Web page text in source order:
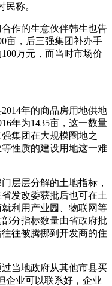
称。
作的生意伙伴韩生也告
亩，后三强集团补办手
万元，而当时市场价
年的商品房用地供地
年为1435亩，这一数量
集团在大规模圈地之
性质的建设用地这一难
层分解的土地指标，
发改委获批后也可在土
利用产业园、物联网等
分指标数量由省政府批
往被腾挪到开发商的住
当地政府从其他市县买
企业可以联系好，企业